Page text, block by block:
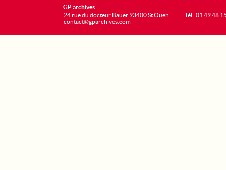
GP archives
24 rue du docteur Bauer 93400 St Ouen
contact@gparchives.com
Tél : 01 49 48